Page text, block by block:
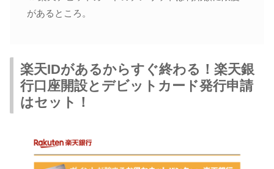
があるところ。
楽天IDがあるからすぐ終わる！楽天銀
行口座開設とデビットカード発行申請
はセット！